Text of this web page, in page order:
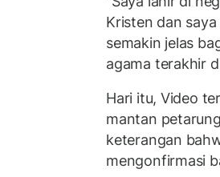
Kristen dan
semakin jelas
agama terakhir
Hari itu, Video
mantan
keterangan
mengonfirmasi